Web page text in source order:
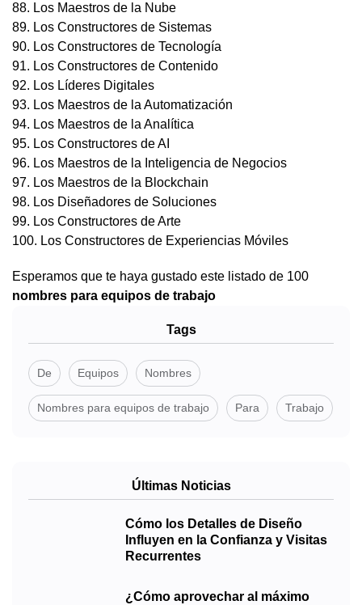
88. Los Maestros de la Nube
89. Los Constructores de Sistemas
90. Los Constructores de Tecnología
91. Los Constructores de Contenido
92. Los Líderes Digitales
93. Los Maestros de la Automatización
94. Los Maestros de la Analítica
95. Los Constructores de AI
96. Los Maestros de la Inteligencia de Negocios
97. Los Maestros de la Blockchain
98. Los Diseñadores de Soluciones
99. Los Constructores de Arte
100. Los Constructores de Experiencias Móviles
Esperamos que te haya gustado este listado de 100
nombres para equipos de trabajo
Tags
De Equipos Nombres
Nombres para equipos de trabajo Para Trabajo
Últimas Noticias
Cómo los Detalles de Diseño
Influyen en la Confianza y Visitas
Recurrentes
¿Cómo aprovechar al máximo